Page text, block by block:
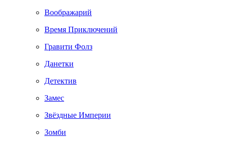
Воображарий
Время Приключений
Гравити Фолз
Данетки
Детектив
Замес
Звёздные Империи
Зомби